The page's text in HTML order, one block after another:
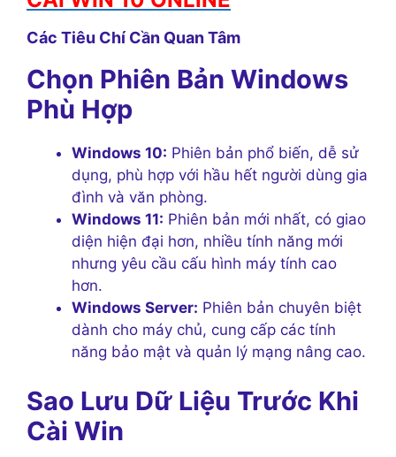
Các Tiêu Chí Cần Quan Tâm
Chọn Phiên Bản Windows
Phù Hợp
Windows 10: Phiên bản phổ biến, dễ sử
dụng, phù hợp với hầu hết người dùng gia
đình và văn phòng.
Windows 11: Phiên bản mới nhất, có giao
diện hiện đại hơn, nhiều tính năng mới
nhưng yêu cầu cấu hình máy tính cao
hơn.
Windows Server: Phiên bản chuyên biệt
dành cho máy chủ, cung cấp các tính
năng bảo mật và quản lý mạng nâng cao.
Sao Lưu Dữ Liệu Trước Khi
Cài Win